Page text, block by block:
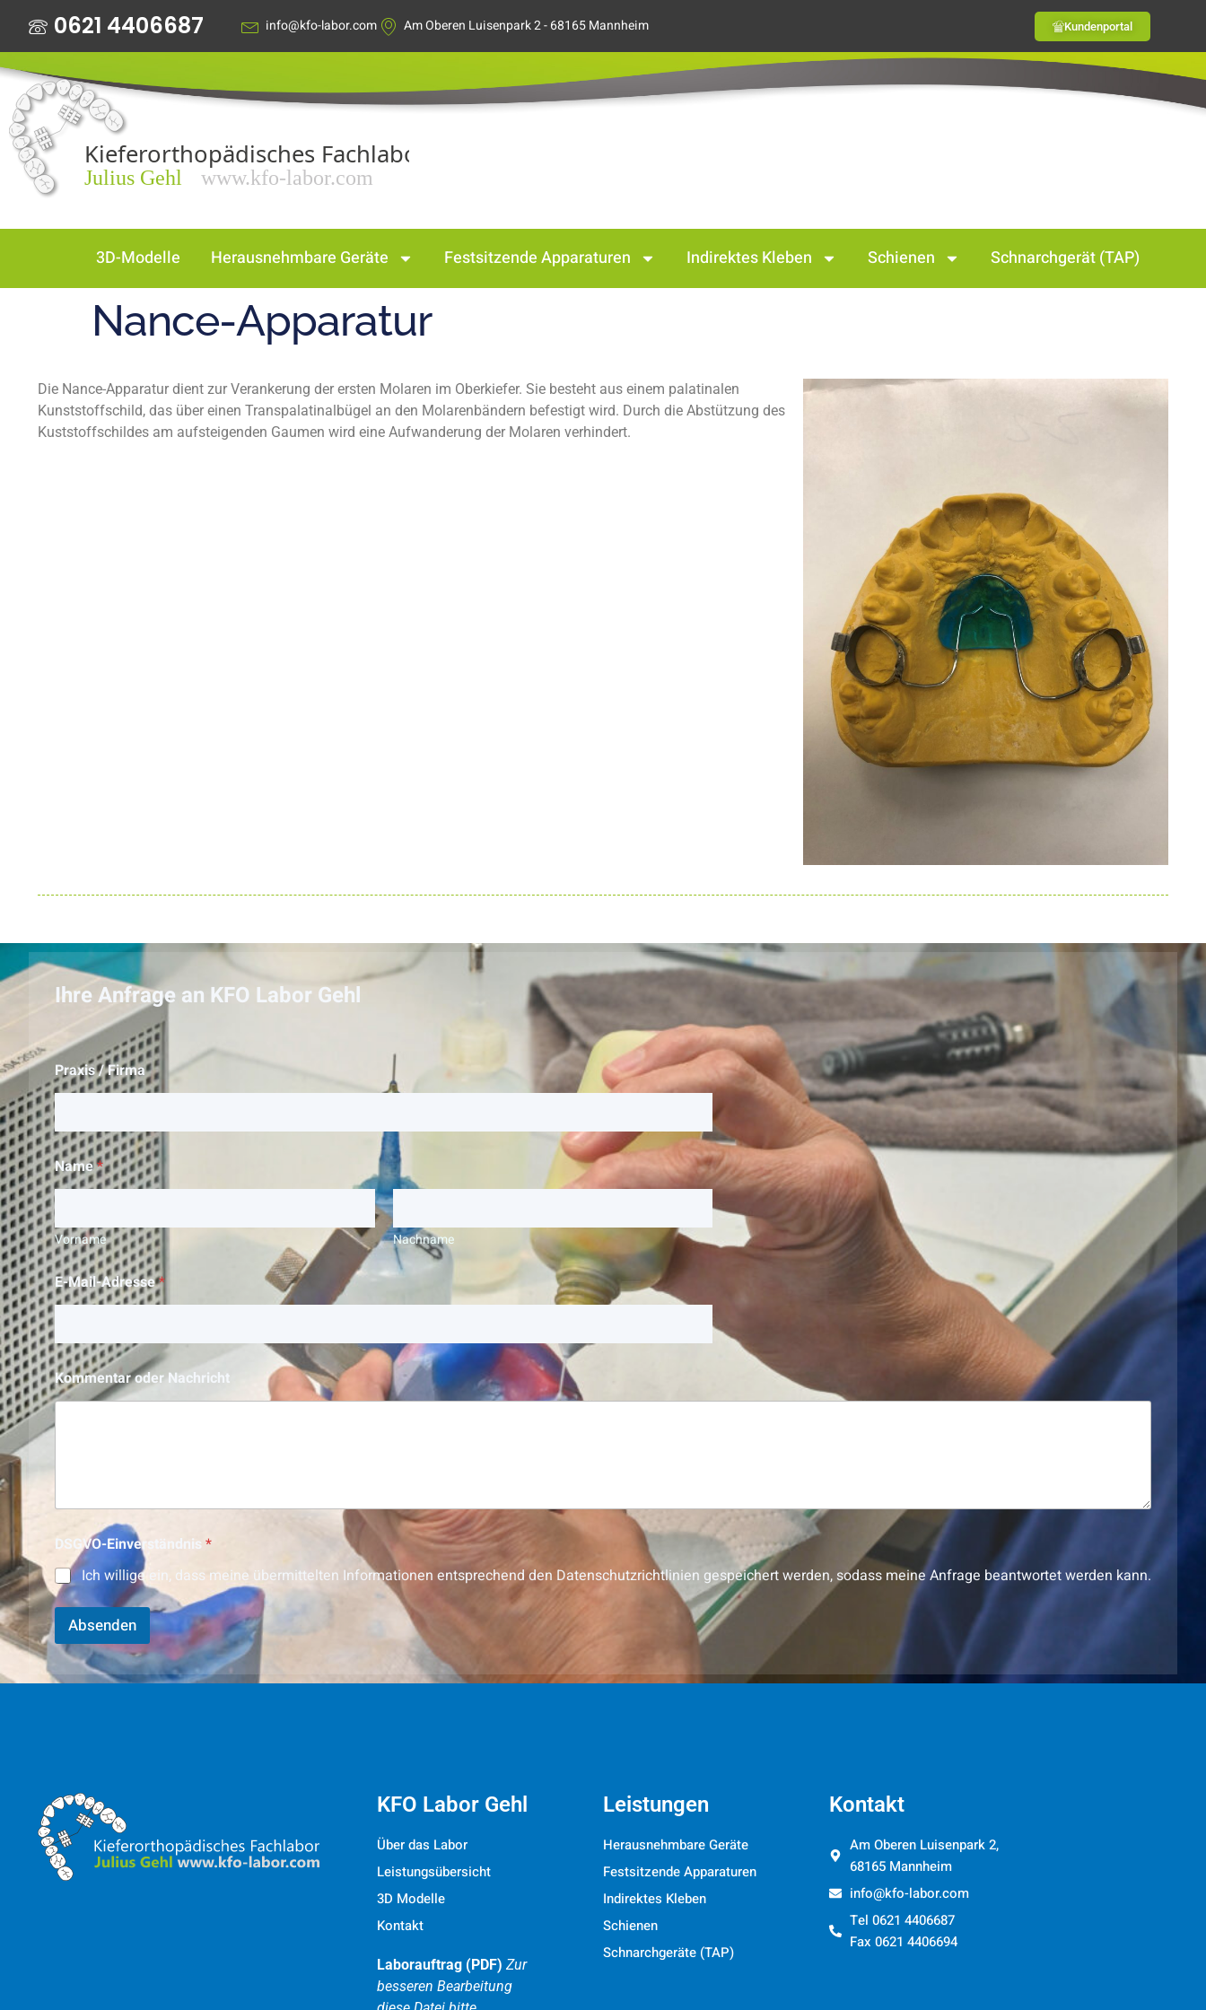
0621 4406687 info@kfo-labor.com Am Oberen Luisenpark 2 - 68165 Mannheim Kundenportal
3D-Modelle Herausnehmbare Geräte Festsitzende Apparaturen Indirektes Kleben Schienen Schnarchgerät (TAP)
Nance-Apparatur
Die Nance-Apparatur dient zur Verankerung der ersten Molaren im Oberkiefer. Sie besteht aus einem palatinalen
Kunststoffschild, das über einen Transpalatinalbügel an den Molarenbändern befestigt wird. Durch die Abstützung des
Kuststoffschildes am aufsteigenden Gaumen wird eine Aufwanderung der Molaren verhindert.
Ihre Anfrage an KFO Labor Gehl
Praxis / Firma
Name*
Vorname Nachname
E-Mail-Adresse*
Kommentar oder Nachricht
DSGVO-Einverständnis *
Ich willige ein, dass meine übermittelten Informationen entsprechend den Datenschutzrichtlinien gespeichert werden, sodass meine Anfrage beantwortet werden kann.
Absenden
KFO Labor Gehl
Über das Labor
Leistungsübersicht
3D Modelle
Kontakt
Laborauftrag (PDF) Zur
besseren Bearbeitung
Leistungen
Herausnehmbare Geräte
Festsitzende Apparaturen
Indirektes Kleben
Schienen
Schnarchgeräte (TAP)
Kontakt
Am Oberen Luisenpark 2,
68165 Mannheim
info@kfo-labor.com
Tel 0621 4406687
Fax 0621 4406694